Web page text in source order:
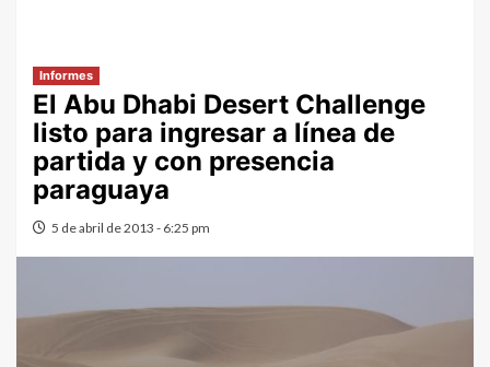
Informes
El Abu Dhabi Desert Challenge
listo para ingresar a línea de
partida y con presencia
paraguaya
5 de abril de 2013 - 6:25 pm